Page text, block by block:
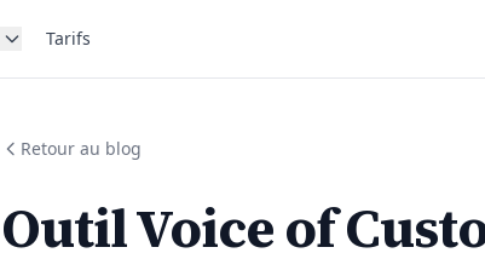
Tarifs
Retour au blog
Outil Voice of